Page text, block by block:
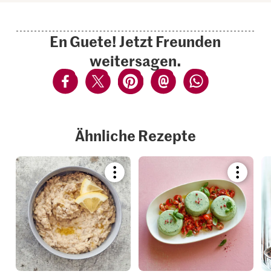
En Guete! Jetzt Freunden
weitersagen.
Ähnliche Rezepte
Bookmark
recipe
or
add
it
to
your
collections.
recipe
or
add
it
to